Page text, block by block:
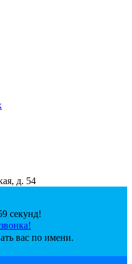
д. 54
секунд!
вас по имени.